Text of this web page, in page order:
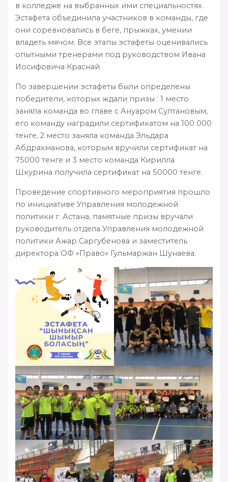
в колледже на выбранных ими специальностях.
Эстафета объединила участников в команды, где
они соревновались в беге, прыжках, умении
владеть мячом. Все этапы эстафеты оценивались
опытными тренерами под руководством Ивана
Иосифовича Краснай.
По завершении эстафеты были определены
победители, которых ждали призы : 1 место
заняла команда во главе с Ануаром Султановым,
его команду наградили сертификатом на 100 000
тенге, 2 место заняла команда Эльдара
Абдрахманова, которым вручили сертификат на
75000 тенге и 3 место команда Кирилла
Шкурина получила сертификат на 50000 тенге.
Проведение спортивного мероприятия прошло
по инициативе Управления молодежной
политики г. Астана, памятные призы вручали
руководитель отдела Управления молодежной
политики Ажар Саргубенова и заместитель
директора ОФ «Право» Гульмаржан Шунаева.